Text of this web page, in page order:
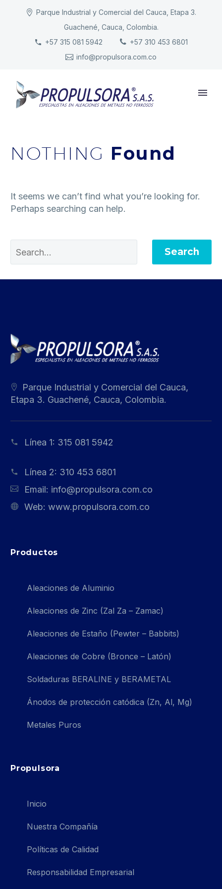
Parque Industrial y Comercial del Cauca, Etapa 3.
Guachené, Cauca, Colombia.
+57 315 081 5942
+57 310 453 6801
info@propulsora.com.co
INICIO
PRODUCTOS
NOTHING Found
It seems we can’t find what you’re looking for.
Perhaps searching can help.
Search
Parque Industrial y Comercial del Cauca,
Etapa 3. Guachené, Cauca, Colombia.
Línea 1: 315 081 5942
Línea 2: 310 453 6801
Email: info@propulsora.com.co
Web: www.propulsora.com.co
Productos
Aleaciones de Aluminio
Aleaciones de Zinc (Zal Za – Zamac)
Aleaciones de Estaño (Pewter – Babbits)
Aleaciones de Cobre (Bronce – Latón)
Soldaduras BERALINE y BERAMETAL
Ánodos de protección catódica (Zn, Al, Mg)
Metales Puros
Propulsora
Inicio
Nuestra Compañía
Políticas de Calidad
Responsabilidad Empresarial